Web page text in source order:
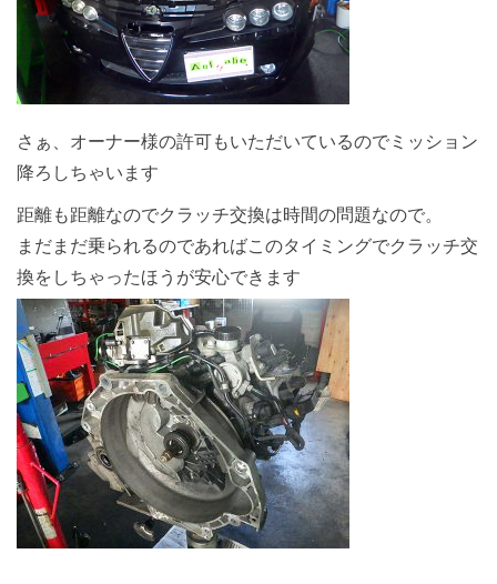
さぁ、オーナー様の許可もいただいているのでミッション
降ろしちゃいます
距離も距離なのでクラッチ交換は時間の問題なので。
まだまだ乗られるのであればこのタイミングでクラッチ交
換をしちゃったほうが安心できます